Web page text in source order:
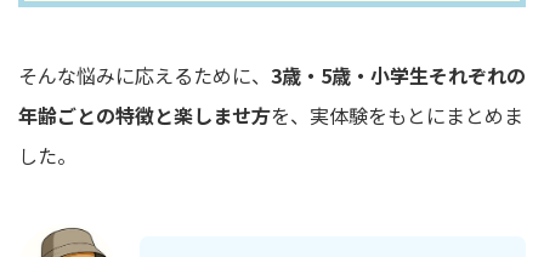
そんな悩みに応えるために、 3歳・5歳・小学生それぞれの
年齢ごとの特徴と楽しませ方を、実体験をもとにまとめま
した。